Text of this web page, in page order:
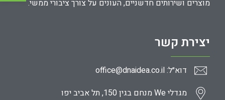
מוצרים ושירותים חדשניים, העונים על צורך ציבורי ממשי.
יצירת קשר
דוא״ל: office@dnaidea.co.il
מגדלי We מנחם בגין 150, תל אביב יפו